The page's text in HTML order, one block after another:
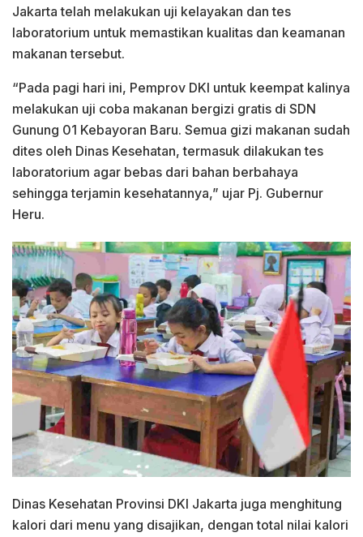
Jakarta telah melakukan uji kelayakan dan tes
laboratorium untuk memastikan kualitas dan keamanan
makanan tersebut.
“Pada pagi hari ini, Pemprov DKI untuk keempat kalinya
melakukan uji coba makanan bergizi gratis di SDN
Gunung 01 Kebayoran Baru. Semua gizi makanan sudah
dites oleh Dinas Kesehatan, termasuk dilakukan tes
laboratorium agar bebas dari bahan berbahaya
sehingga terjamin kesehatannya,” ujar Pj. Gubernur
Heru.
Dinas Kesehatan Provinsi DKI Jakarta juga menghitung
kalori dari menu yang disajikan, dengan total nilai kalori